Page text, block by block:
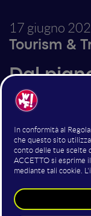
17 giugno
Tourism &
Dal
bene gli
Dal 2020 è
lavoro Data
sicuramente
Mancando ogni